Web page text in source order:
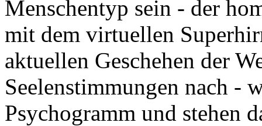
Menschentyp sein - der
mit dem virtuellen
aktuellen Geschehen der
Seelenstimmungen nach -
Psychogramm und stehen